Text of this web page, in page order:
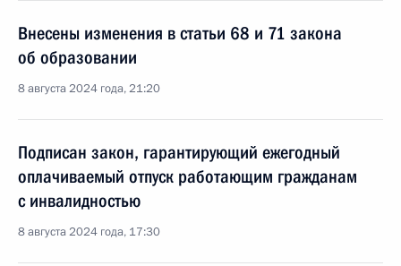
Внесены изменения в статьи 68 и 71 закона
об образовании
8 августа 2024 года, 21:20
Подписан закон, гарантирующий ежегодный
оплачиваемый отпуск работающим гражданам
с инвалидностью
8 августа 2024 года, 17:30